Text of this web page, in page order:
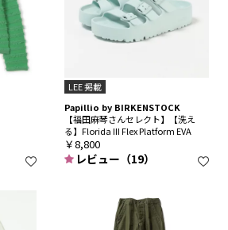
LEE 掲載
Papillio by BIRKENSTOCK
【福田麻琴さんセレクト】【洗え
る】Florida III Flex Platform EVA
￥8,800
レビュー（19）